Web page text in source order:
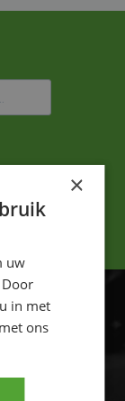
×
uw
in met
ons